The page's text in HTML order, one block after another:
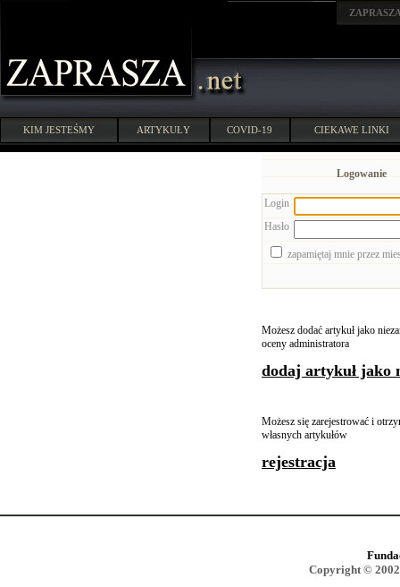
KIM JESTEŚMY ARTYKUŁY COVID-19 CIEKAWE LINKI
Logowanie
Login
Hasło
zapamiętaj mnie przez
Możesz dodać artykuł jako
oceny administratora
dodaj artykuł jako
Możesz się zarejestrować i
własnych artykułów
rejestracja
Copyright ©